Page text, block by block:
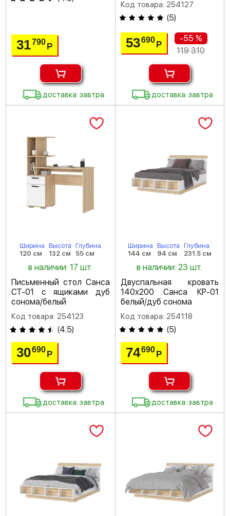
31790Р
доставка: завтра
Код товара: 254127
(5)
53690 Р
-55 %
119 310
доставка: завтра
Ширина
120 см
Высота
132 см
Глубина
55 см
в наличии: 17 шт.
Письменный стол Санса
СТ-01 с ящиками дуб
сонома/белый
Код товара: 254123
(4.5)
30690Р
доставка: завтра
Ширина
144 см
Высота
94 см
Глубина
231.5 см
в наличии: 23 шт.
Двуспальная кровать
140х200 Санса КР-01
белый/дуб сонома
Код товара: 254118
(5)
74690 Р
доставка: завтра